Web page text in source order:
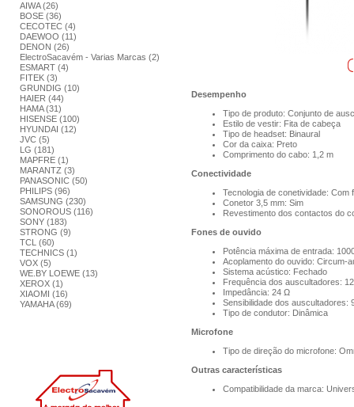
AIWA (26)
BOSE (36)
CECOTEC (4)
DAEWOO (11)
DENON (26)
ElectroSacavém - Varias Marcas (2)
ESMART (4)
FITEK (3)
GRUNDIG (10)
HAIER (44)
HAMA (31)
HISENSE (100)
HYUNDAI (12)
JVC (5)
LG (181)
MAPFRE (1)
MARANTZ (3)
PANASONIC (50)
PHILIPS (96)
SAMSUNG (230)
SONOROUS (116)
SONY (183)
STRONG (9)
TCL (60)
TECHNICS (1)
VOX (5)
WE.BY LOEWE (13)
XEROX (1)
XIAOMI (16)
YAMAHA (69)
Desempenho
Tipo de produto: Conjunto de
Estilo de vestir: Fita de cabeça
Tipo de headset: Binaural
Cor da caixa: Preto
Comprimento do cabo: 1,2 m
Conectividade
Tecnologia de conetividade: Com
Conetor 3,5 mm: Sim
Revestimento dos contactos do
Fones de ouvido
Potência máxima de entrada:
Acoplamento do ouvido: Circum-
Sistema acústico: Fechado
Frequência dos auscultadores:
Impedância: 24 Ω
Sensibilidade dos auscultadores:
Tipo de condutor: Dinâmica
Microfone
Tipo de direção do microfone:
Outras características
Compatibilidade da marca: